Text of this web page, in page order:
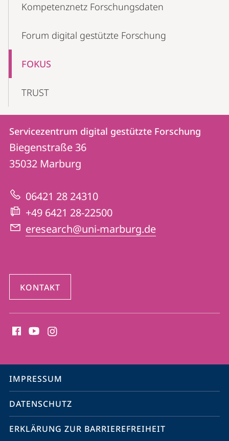
Kompetenznetz Forschungsdaten
Forum digital gestützte Forschung
FOKUS
TRUST
Kontakt
und
Informationen
zur
Website
Kontaktinformationen
Servicezentrum
digital
gestützte
Forschung
Servicezentrum digital gestützte Forschung
Biegenstraße 36
35032 Marburg
06421 28 24310
+49 6421 28-22500
eresearch@uni-marburg.de
KONTAKT
Media
Service-
Navigation
IMPRESSUM
DATENSCHUTZ
ERKLÄRUNG ZUR BARRIEREFREIHEIT